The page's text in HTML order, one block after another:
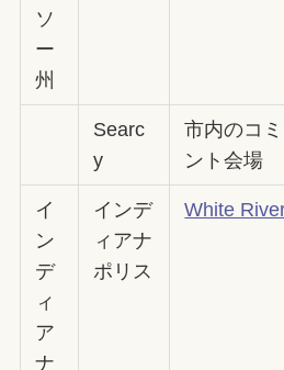
ソ
ー
州
Searc
y
市内のコ
ント会場
イ
ン
デ
ィ
ア
ナ
インデ
ィアナ
ポリス
White